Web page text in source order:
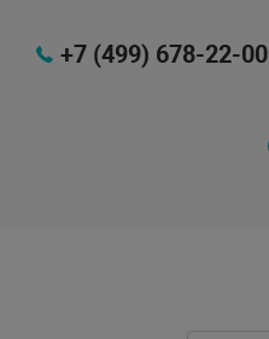
+7 (499) 678-22-00